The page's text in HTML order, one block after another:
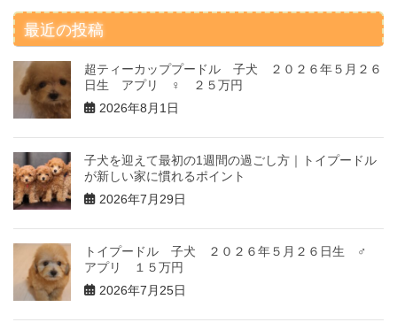
最近の投稿
超ティーカッププードル 子犬 ２０２６年５月２６
日生 アプリ ♀ ２５万円
2026年8月1日
子犬を迎えて最初の1週間の過ごし方｜トイプードル
が新しい家に慣れるポイント
2026年7月29日
トイプードル 子犬 ２０２６年５月２６日生 ♂
アプリ １５万円
2026年7月25日